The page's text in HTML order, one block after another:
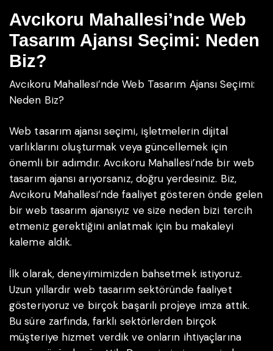
Avcıkoru Mahallesi’nde Web
Tasarım Ajansı Seçimi: Neden
Biz?
Avcıkoru Mahallesi’nde Web Tasarım Ajansı Seçimi:
Neden Biz?
Web tasarım ajansı seçimi, işletmelerin dijital
varlıklarını oluşturmak veya güncellemek için
önemli bir adımdır. Avcıkoru Mahallesi’nde bir web
tasarım ajansı arıyorsanız, doğru yerdesiniz. Biz,
Avcıkoru Mahallesi’nde faaliyet gösteren önde gelen
bir web tasarım ajansıyız ve size neden bizi tercih
etmeniz gerektiğini anlatmak için bu makaleyi
kaleme aldık.
İlk olarak, deneyimimizden bahsetmek istiyoruz.
Uzun yıllardır web tasarım sektöründe faaliyet
gösteriyoruz ve birçok başarılı projeye imza attık.
Bu süre zarfında, farklı sektörlerden birçok
müşteriye hizmet verdik ve onların ihtiyaçlarına